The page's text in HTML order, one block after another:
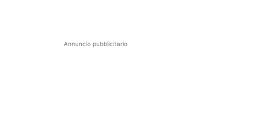
Annuncio pubblicitario